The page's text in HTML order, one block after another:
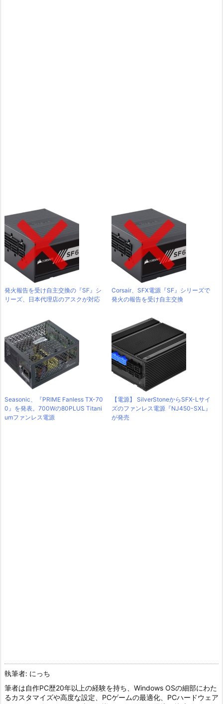
発火報告を受け自主交換の『SF』シ
リーズ、日本代理店のアスクが対応
Corsair、SFX電源『SF』シリーズで
発火の報告を受け自主交換
Seasonic、『PRIME Fanless TX-70
0』を発表。700Wの80PLUS Titani
umファンレス電源
【電源】 SilverStoneからSFX-Lサイ
ズのファンレス電源『NJ450-SXL』
が発売
執筆者: にっち
筆者は自作PC歴20年以上の経験を持ち、Windows OSの細部にわた
るカスタマイズや高度な設定、PCゲームの最適化、PCハードウェア